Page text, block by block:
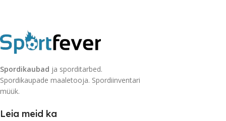
Spordikaubad ja sporditarbed.
Spordikaupade maaletooja. Spordiinventari
müük.
Leia meid ka